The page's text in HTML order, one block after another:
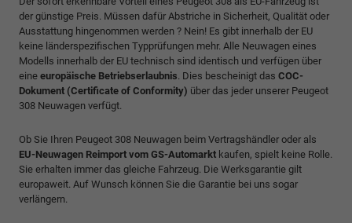
der günstige Preis. Müssen dafür Abstriche in Sicherheit, Qualität oder
Ausstattung hingenommen werden ? Nein! Es gibt innerhalb der EU
keine länderspezifischen Typprüfungen mehr. Alle Neuwagen eines
Modells innerhalb der EU technisch sind identisch und verfügen über
eine europäische Betriebserlaubnis . Dies bescheinigt das COC-
Dokument (Certificate of Conformity) über das jeder unserer Peugeot
308 Neuwagen verfügt.
Ob Sie Ihren Peugeot 308 Neuwagen beim Vertragshändler oder als
EU-Neuwagen Reimport vom GS-Automarkt kaufen, spielt keine Rolle.
Sie erhalten immer das gleiche Fahrzeug. Die Werksgarantie gilt
europaweit. Auf Wunsch können Sie die Garantie bei uns sogar
verlängern.